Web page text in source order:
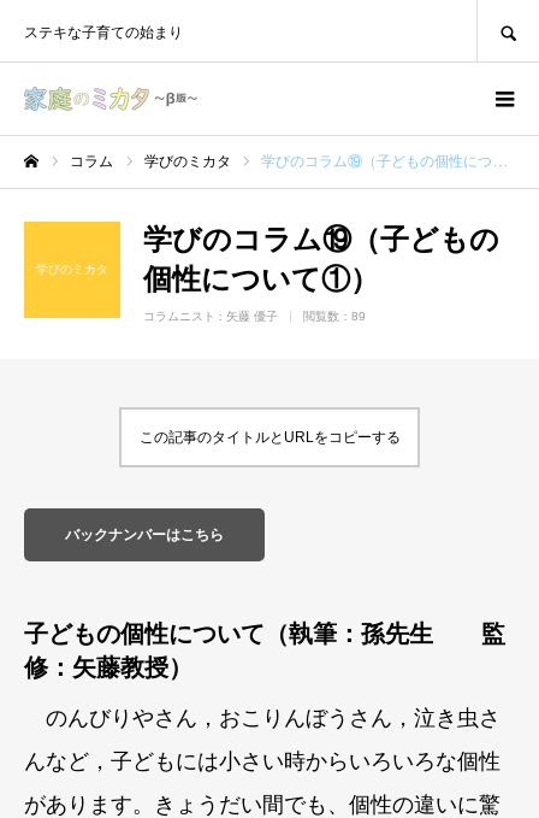
ステキな子育ての始まり
コラム 学びのミカタ 学びのコラム⑲（子どもの個性について①）
学びのミカタ
学びのコラム⑲（子どもの
個性について①）
コラムニスト : 矢藤 優子 閲覧数：89
この記事のタイトルとURLをコピーする
バックナンバーはこちら
子どもの個性について（執筆：孫先生 監
修：矢藤教授）
のんびりやさん，おこりんぼうさん，泣き虫さ
んなど，子どもには小さい時からいろいろな個性
があります。きょうだい間でも、個性の違いに驚